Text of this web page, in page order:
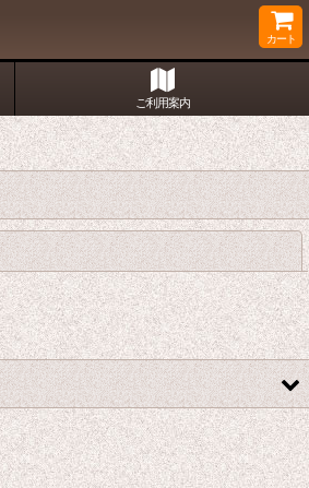
カート
ご利用案内
閉じる